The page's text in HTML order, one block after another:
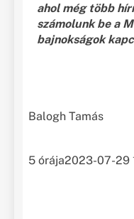
ahol még több
számolunk be a
bajnokságok
Balogh Tamás
5 órája2023-07-29